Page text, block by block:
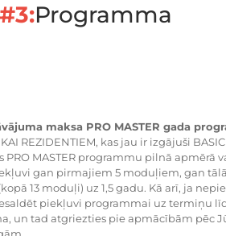
Programma
maksa PRO MASTER gada
REZIDENTIEM, kas jau ir izgājuši
PRO MASTER programmu pilnā apmērā
gan pirmajiem 5 moduļiem, gan
13 moduļi) uz 1,5 gadu. Kā arī, ja
piekļuvi programmai uz termiņu
un tad atgriezties pie apmācībām pēc